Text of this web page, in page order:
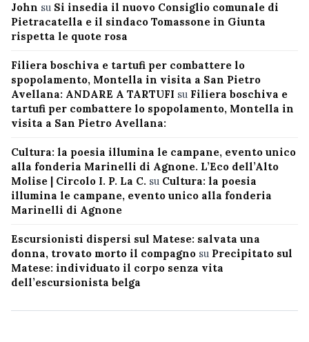
John su Si insedia il nuovo Consiglio comunale di
Pietracatella e il sindaco Tomassone in Giunta
rispetta le quote rosa
Filiera boschiva e tartufi per combattere lo
spopolamento, Montella in visita a San Pietro
Avellana: ANDARE A TARTUFI su Filiera boschiva e
tartufi per combattere lo spopolamento, Montella in
visita a San Pietro Avellana:
Cultura: la poesia illumina le campane, evento unico
alla fonderia Marinelli di Agnone. L’Eco dell’Alto
Molise | Circolo I. P. La C. su Cultura: la poesia
illumina le campane, evento unico alla fonderia
Marinelli di Agnone
Escursionisti dispersi sul Matese: salvata una
donna, trovato morto il compagno su Precipitato sul
Matese: individuato il corpo senza vita
dell’escursionista belga